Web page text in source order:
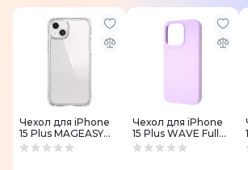
характеристики и комплектация могут
производителем. Подробности уточняйте
Чехол для iPhone
15 Plus MAGEASY
ATOMS Transparent
Чeхол для iPhone
15 Plus WAVE Full
Silicone Cover (lilac)